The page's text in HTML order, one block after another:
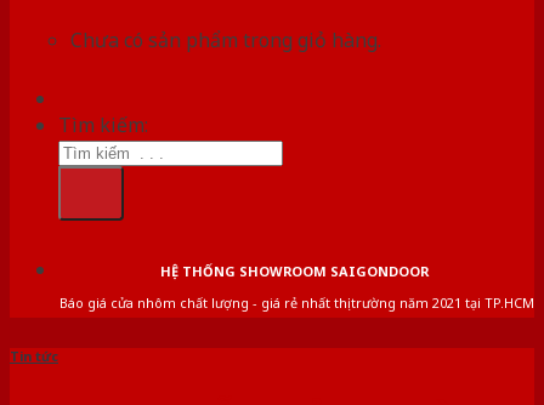
Chưa có sản phẩm trong giỏ hàng.
Tìm kiếm:
HỆ THỐNG SHOWROOM SAIGONDOOR
Báo giá cửa nhôm chất lượng - giá rẻ nhất thị trường năm 2021 tại TP.HCM
Tin tức